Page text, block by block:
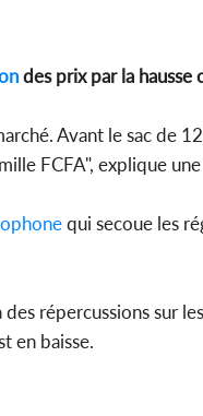
des prix par la hausse
Avant le sac
FCFA", explique
qui secoue les
des répercussions sur
en baisse.